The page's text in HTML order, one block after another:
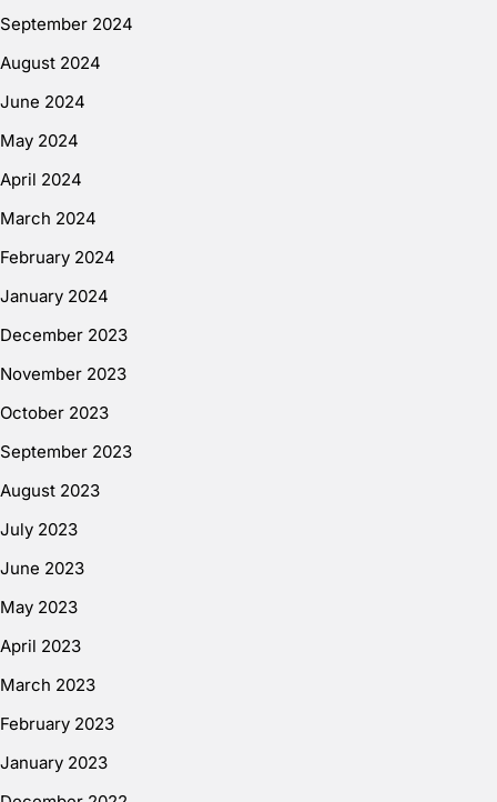
September 2024
August 2024
June 2024
May 2024
April 2024
March 2024
February 2024
January 2024
December 2023
November 2023
October 2023
September 2023
August 2023
July 2023
June 2023
May 2023
April 2023
March 2023
February 2023
January 2023